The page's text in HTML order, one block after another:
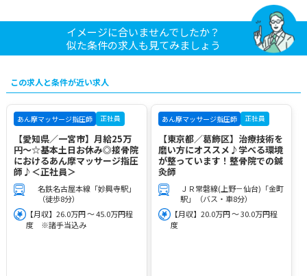
イメージに合いませんでしたか？
似た条件の求人も見てみましょう
この求人と条件が近い求人
あん摩マッサージ指圧師 正社員
【愛知県／一宮市】月給25万
円～☆基本土日お休み◎接骨院
におけるあん摩マッサージ指圧
師♪＜正社員＞
名鉄名古屋本線「妙興寺駅」
（徒歩8分）
【月収】26.0万円 ～ 45.0万円程
度 ※諸手当込み
あん摩マッサージ指圧師 正社員
【東京都／葛飾区】治療技術を
磨い方にオススメ♪学べる環境
が整っています！整骨院での鍼
灸師
ＪＲ常磐線(上野－仙台)「金町
駅」（バス・車8分）
【月収】20.0万円 ～ 30.0万円程
度